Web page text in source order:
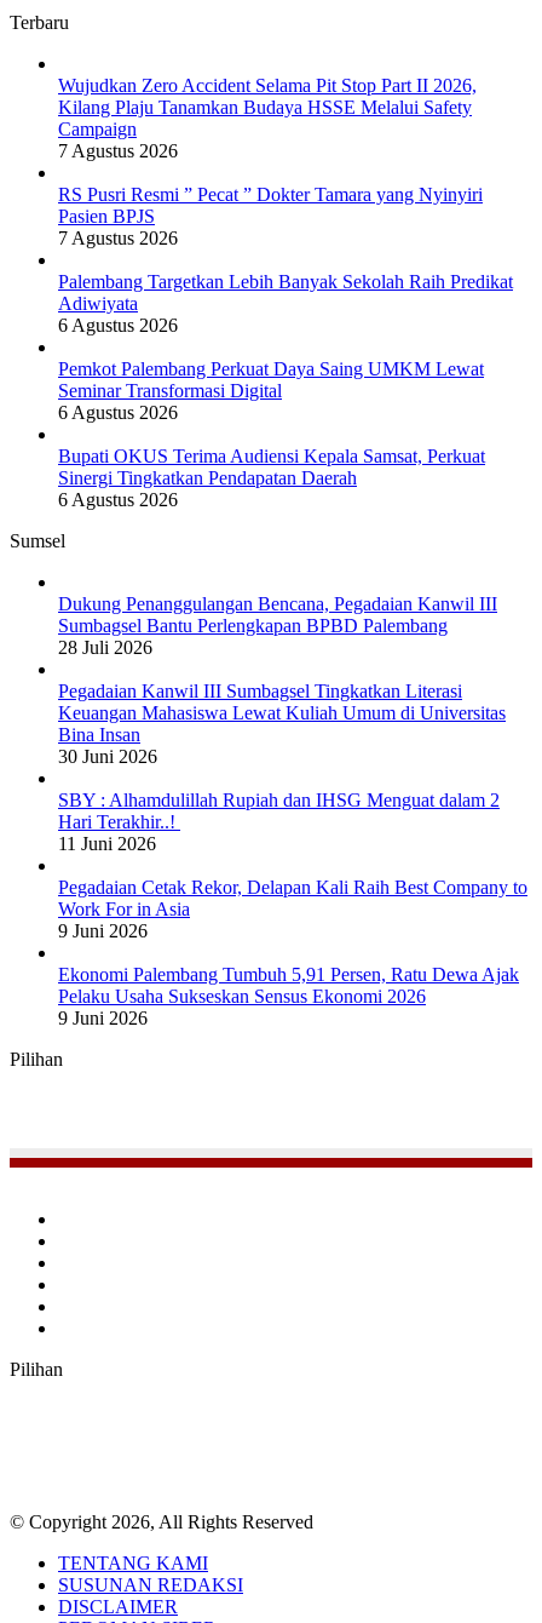
Perkuat
Tingkatkan
Pendapatan
Daerah
Terbaru
Wujudkan Zero Accident Selama Pit Stop Part II 2026,
Kilang Plaju Tanamkan Budaya HSSE Melalui Safety
Campaign
7 Agustus 2026
RS Pusri Resmi ” Pecat ” Dokter Tamara yang Nyinyiri
Pasien BPJS
7 Agustus 2026
Palembang Targetkan Lebih Banyak Sekolah Raih Predikat
Adiwiyata
6 Agustus 2026
Pemkot Palembang Perkuat Daya Saing UMKM Lewat
Seminar Transformasi Digital
6 Agustus 2026
Bupati OKUS Terima Audiensi Kepala Samsat, Perkuat
Sinergi Tingkatkan Pendapatan Daerah
6 Agustus 2026
Sumsel
Dukung Penanggulangan Bencana, Pegadaian Kanwil III
Sumbagsel Bantu Perlengkapan BPBD Palembang
28 Juli 2026
Pegadaian Kanwil III Sumbagsel Tingkatkan Literasi
Keuangan Mahasiswa Lewat Kuliah Umum di Universitas
Bina Insan
30 Juni 2026
SBY : Alhamdulillah Rupiah dan IHSG Menguat dalam 2
Hari Terakhir..!
11 Juni 2026
Pegadaian Cetak Rekor, Delapan Kali Raih Best Company to
Work For in Asia
9 Juni 2026
Ekonomi Palembang Tumbuh 5,91 Persen, Ratu Dewa Ajak
Pelaku Usaha Sukseskan Sensus Ekonomi 2026
9 Juni 2026
Pilihan
Pilihan
© Copyright 2026, All Rights Reserved
TENTANG KAMI
SUSUNAN REDAKSI
DISCLAIMER